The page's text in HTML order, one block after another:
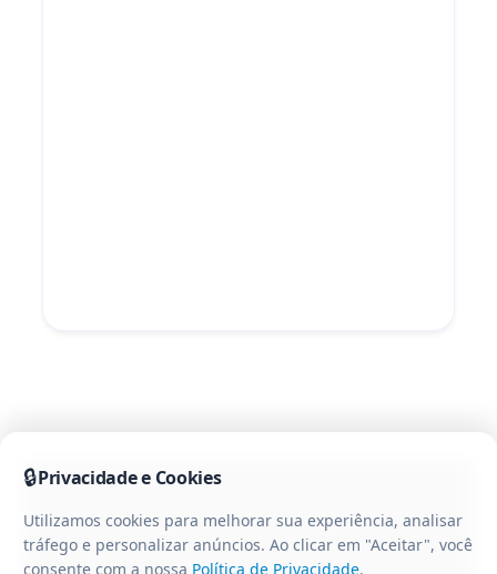
🔒Privacidade e Cookies
Utilizamos cookies para melhorar sua experiência, analisar
tráfego e personalizar anúncios. Ao clicar em "Aceitar", você
consente com a nossa Política de Privacidade.